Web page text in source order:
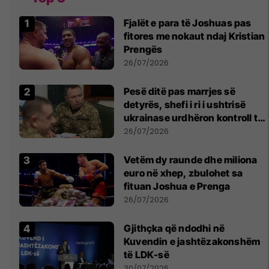
Fjalët e para të Joshuas pas
fitores me nokaut ndaj Kristian
Prengës
26/07/2026
Pesë ditë pas marrjes së
detyrës, shefi i ri i ushtrisë
ukrainase urdhëron kontroll të
madh
26/07/2026
Vetëm dy raunde dhe miliona
euro në xhep, zbulohet sa
fituan Joshua e Prenga
26/07/2026
Gjithçka që ndodhi në
Kuvendin e jashtëzakonshëm
të LDK-së